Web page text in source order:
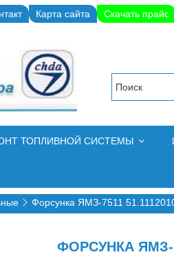
Карта сайта Скачать прайс
ТОПЛИВНОЙ СИСТЕМЫ
Форсунка ЯМЗ-7511
ФОРСУНКА ЯМЗ-